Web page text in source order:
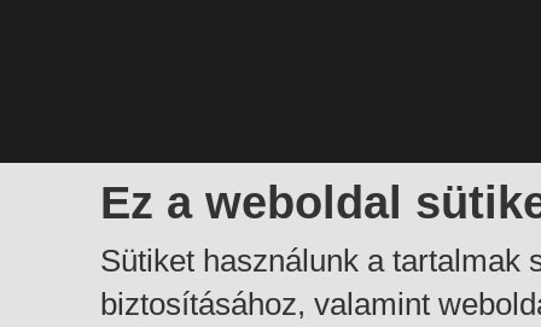
Ez a weboldal
Sütiket használunk a tartalmak
biztosításához, valamint